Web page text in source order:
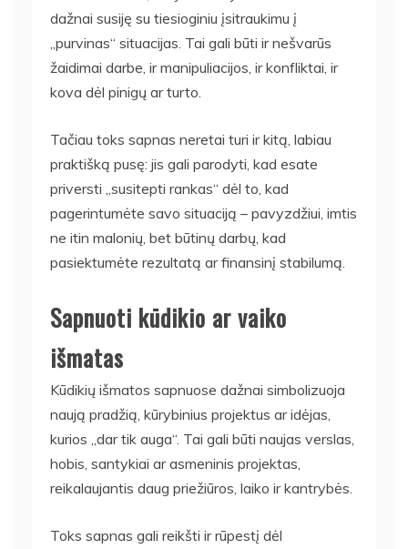
dažnai susiję su tiesioginiu įsitraukimu į
„purvinas“ situacijas. Tai gali būti ir nešvarūs
žaidimai darbe, ir manipuliacijos, ir konfliktai, ir
kova dėl pinigų ar turto.
Tačiau toks sapnas neretai turi ir kitą, labiau
praktišką pusę: jis gali parodyti, kad esate
priversti „susitepti rankas“ dėl to, kad
pagerintumėte savo situaciją – pavyzdžiui, imtis
ne itin malonių, bet būtinų darbų, kad
pasiektumėte rezultatą ar finansinį stabilumą.
Sapnuoti kūdikio ar vaiko
išmatas
Kūdikių išmatos sapnuose dažnai simbolizuoja
naują pradžią, kūrybinius projektus ar idėjas,
kurios „dar tik auga“. Tai gali būti naujas verslas,
hobis, santykiai ar asmeninis projektas,
reikalaujantis daug priežiūros, laiko ir kantrybės.
Toks sapnas gali reikšti ir rūpestį dėl